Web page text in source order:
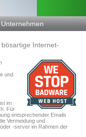
Unternehmen
Internet-
und
im
Für
entsprechender Emails
Vermeidung und
-server im Rahmen der